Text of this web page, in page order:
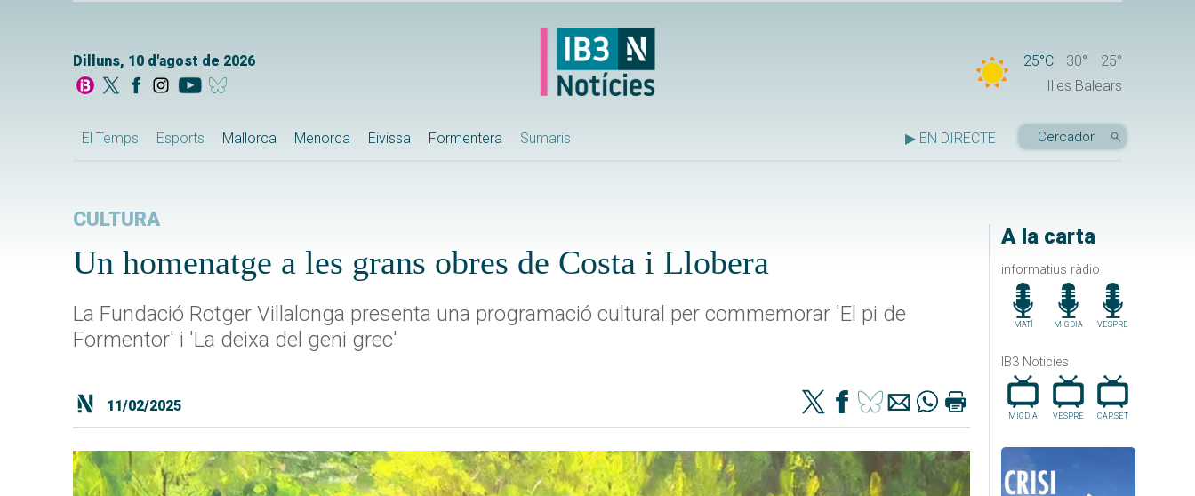
Dilluns, 10 d'agost de 2026 25°C 30°
25°
Illes Balears
El Temps Esports Mallorca Menorca Eivissa Formentera Sumaris ▶ EN DIRECTE
A la carta
informatius ràdio
MATÍ MIGDIA VESPRE
IB3 Noticies
MIGDIA VESPRE CAP.SET
CULTURA
Un homenatge a les grans obres de Costa i Llobera
La Fundació Rotger Villalonga presenta una programació cultural per commemorar 'El pi de
Formentor' i 'La deixa del geni grec'
11/02/2025